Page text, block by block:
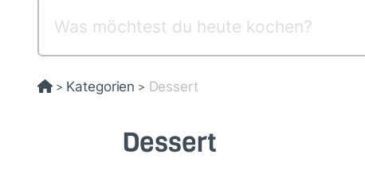
> Kategorien > Dessert
Dessert